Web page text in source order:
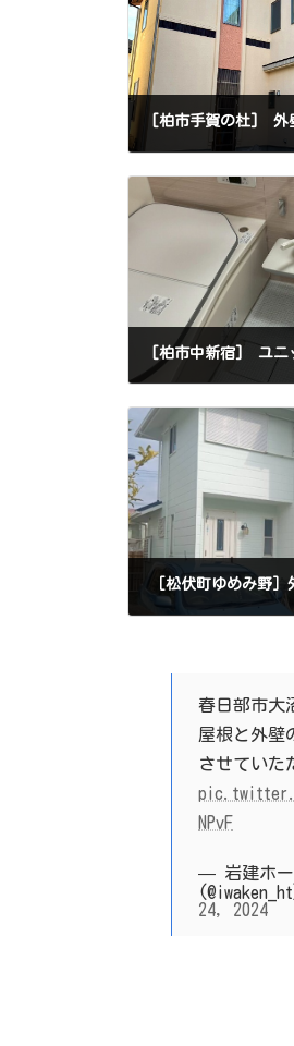
[柏市手賀の杜] 外
[柏市中新宿] ユニ
［松伏町ゆめみ野
春日部市大
屋根と外壁
させていた
NPvF
— 岩建ホー
24, 2024